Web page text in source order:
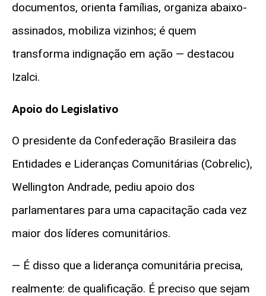
documentos, orienta famílias, organiza abaixo-
assinados, mobiliza vizinhos; é quem
transforma indignação em ação — destacou
Izalci.
Apoio do Legislativo
O presidente da Confederação Brasileira das
Entidades e Lideranças Comunitárias (Cobrelic),
Wellington Andrade, pediu apoio dos
parlamentares para uma capacitação cada vez
maior dos líderes comunitários.
— É disso que a liderança comunitária precisa,
realmente: de qualificação. É preciso que sejam